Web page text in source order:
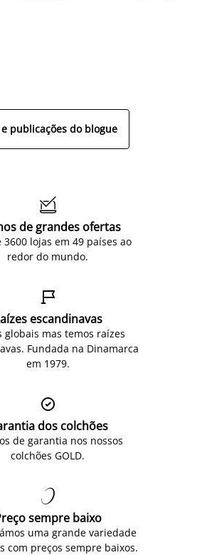
publicações do blogue

de grandes ofertas
3600 lojas em 49 países ao
redor do mundo.

escandinavas
globais mas temos raízes
Fundada na Dinamarca
em 1979.

dos colchões
de garantia nos nossos
colchões GOLD.

sempre baixo
uma grande variedade
com preços sempre baixos.